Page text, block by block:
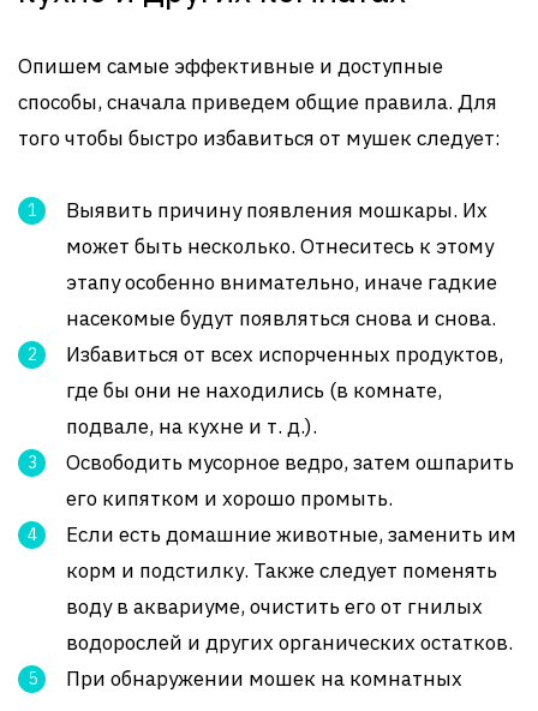
Опишем самые эффективные и доступные
способы, сначала приведем общие правила. Для
того чтобы быстро избавиться от мушек следует:
Выявить причину появления мошкары. Их
может быть несколько. Отнеситесь к этому
этапу особенно внимательно, иначе гадкие
насекомые будут появляться снова и снова.
Избавиться от всех испорченных продуктов,
где бы они не находились (в комнате,
подвале, на кухне и т. д.).
Освободить мусорное ведро, затем ошпарить
его кипятком и хорошо промыть.
Если есть домашние животные, заменить им
корм и подстилку. Также следует поменять
воду в аквариуме, очистить его от гнилых
водорослей и других органических остатков.
При обнаружении мошек на комнатных